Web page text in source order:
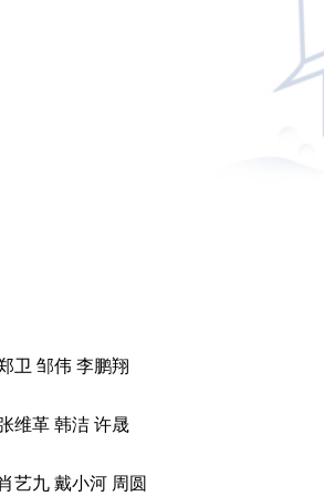
卫 邹伟 李鹏翔
维革 韩洁 许晟
艺九 戴小河 周圆